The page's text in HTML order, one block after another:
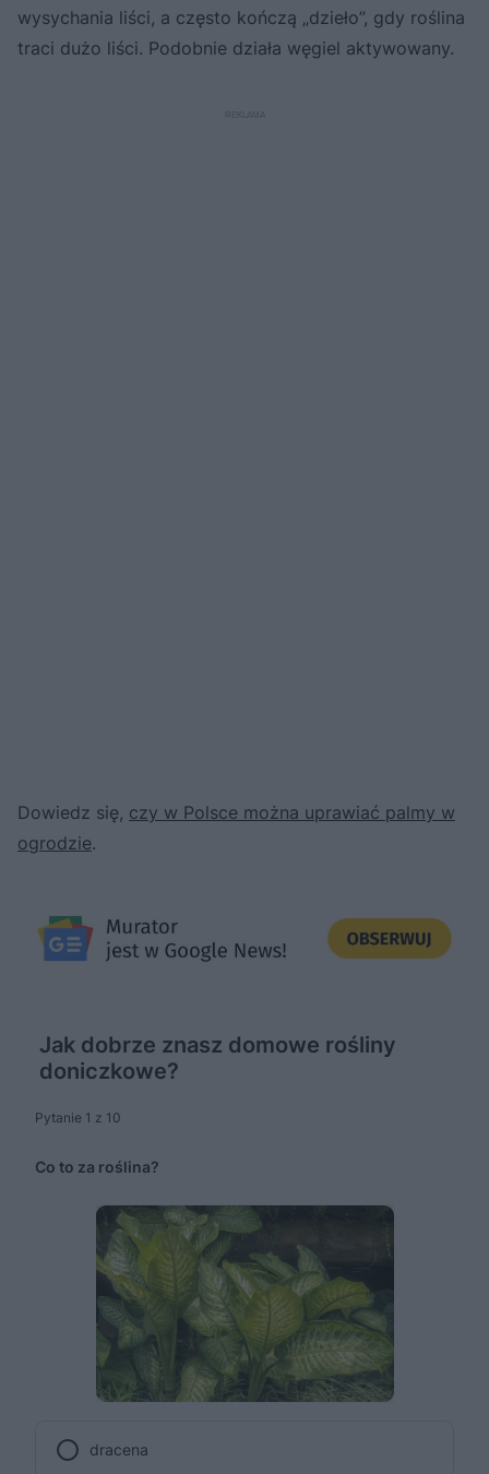
wysychania liści, a często kończą „dzieło”, gdy roślina
traci dużo liści. Podobnie działa węgiel aktywowany.
Dowiedz się, czy w Polsce można uprawiać palmy w
ogrodzie.
Jak dobrze znasz domowe rośliny
doniczkowe?
Pytanie 1 z 10
Co to za roślina?
dracena